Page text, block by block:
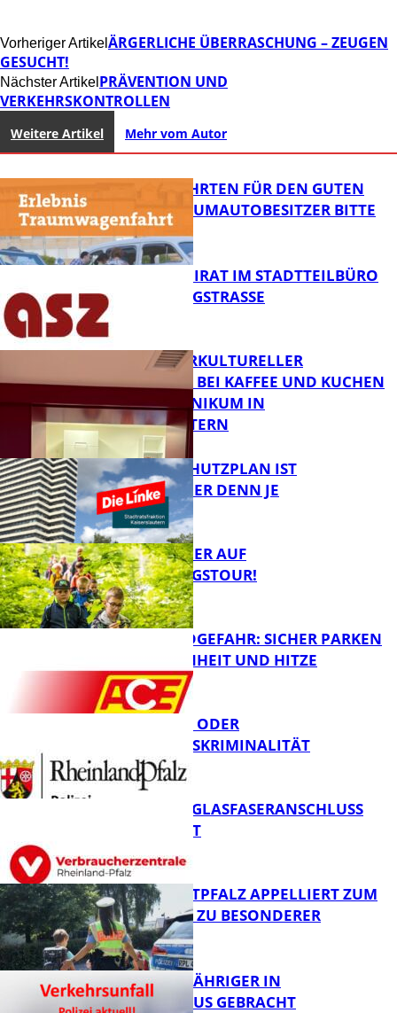
Vorheriger Artikel ÄRGERLICHE ÜBERRASCHUNG – ZEUGEN
GESUCHT!
Nächster Artikel PRÄVENTION UND
VERKEHRSKONTROLLEN
Weitere Artikel Mehr vom Autor
FB News
SPENDENFAHRTEN FÜR DEN GUTEN
ZWECK – TRAUMAUTOBESITZER BITTE
MELDEN!
FB News
SENIORENBEIRAT IM STADTTEILBÜRO
IN DER KÖNIGSTRASSE
FB Gesundheit
NEUER INTERKULTURELLER
TREFFPUNKT BEI KAFFEE UND KUCHEN
IM PFALZKLINIKUM IN
KAISERSLAUTERN
FB News
EIN HITZESCHUTZPLAN IST
NOTWENDIGER DENN JE
MIT DEM JÄGER AUF
ENTDECKUNGSTOUR!
FB News
WALDBRANDGEFAHR: SICHER PARKEN
BEI TROCKENHEIT UND HITZE
Polizei
CYBERCRIME ODER
WIRTSCHAFTSKRIMINALITÄT
FB News
WARUM EIN GLASFASERANSCHLUSS
SINNVOLL IST
POLIZEI WESTPFALZ APPELLIERT ZUM
SCHULSTART ZU BESONDERER
VORSICHT
UNFALL: 58-JÄHRIGER IN
KRANKENHAUS GEBRACHT